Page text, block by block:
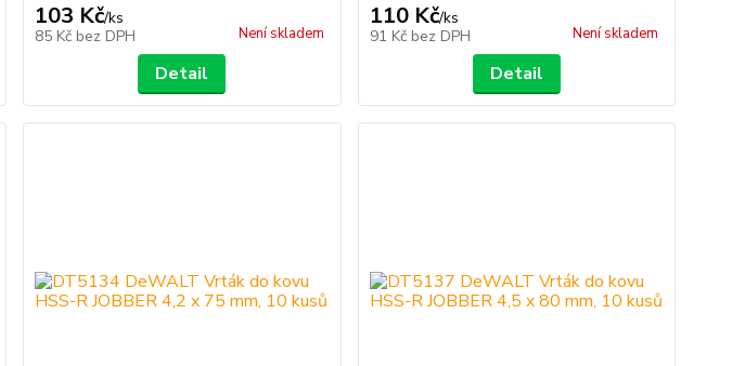
103 Kč/ks
85 Kč bez DPH Není skladem
Detail
110 Kč/ks
91 Kč bez DPH Není skladem
Detail